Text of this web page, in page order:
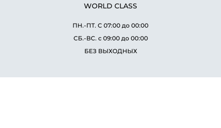
WORLD CLASS
ПН.-ПТ. С 07:00 до 00:00
СБ.-ВС. с 09:00 до 00:00
БЕЗ ВЫХОДНЫХ